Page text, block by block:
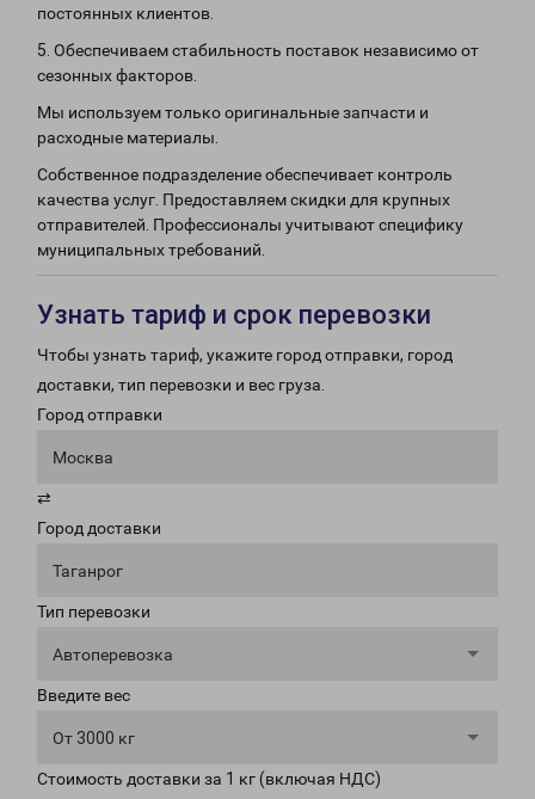
постоянных клиентов.
5. Обеспечиваем стабильность поставок независимо от
сезонных факторов.
Мы используем только оригинальные запчасти и
расходные материалы.
Собственное подразделение обеспечивает контроль
качества услуг. Предоставляем скидки для крупных
отправителей. Профессионалы учитывают специфику
муниципальных требований.
Узнать тариф и срок перевозки
Чтобы узнать тариф, укажите город отправки, город
доставки, тип перевозки и вес груза.
Город отправки
Москва
⇄
Город доставки
Таганрог
Тип перевозки
Автоперевозка
Введите вес
От 3000 кг
Стоимость доставки за 1 кг (включая НДС)